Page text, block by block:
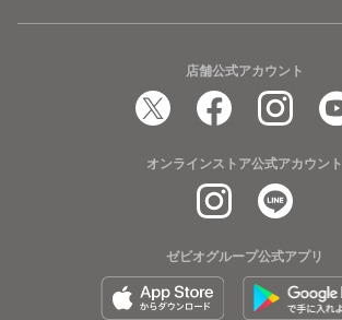
店舗公式アカウント
オンラインストア公式アカウント
ゼビオグループ公式アプリ